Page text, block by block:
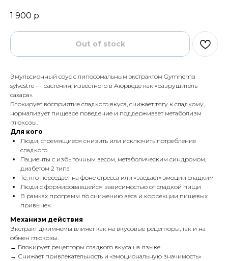
1 900 р.
Out of stock
Эмульсионный соус с липосомальным экстрактом Gymnema
sylvestre — растения, известного в Аюрведе как «разрушитель
сахара».
Блокирует восприятие сладкого вкуса, снижает тягу к сладкому,
нормализует пищевое поведение и поддерживает метаболизм
глюкозы.
Для кого
Люди, стремящиеся снизить или исключить потребление
сладкого
Пациенты с избыточным весом, метаболическим синдромом,
диабетом 2 типа
Те, кто переедает на фоне стресса или «заедает» эмоции сладким
Люди с формировавшейся зависимостью от сладкой пищи
В рамках программ по снижению веса и коррекции пищевых
привычек
Механизм действия
Экстракт джимнемы влияет как на вкусовые рецепторы, так и на
обмен глюкозы.
→ Блокирует рецепторы сладкого вкуса на языке
→ Снижает привлекательность и «эмоциональную значимость»